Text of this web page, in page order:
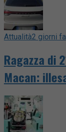
Attualità2 giorni fa
Ragazza di
Macan: